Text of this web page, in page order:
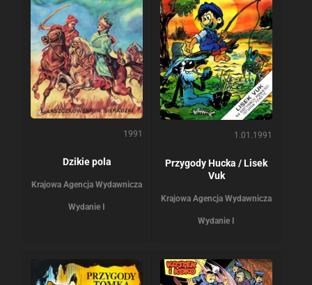
1991
Dzikie pola
Krajowa Agencja Wydawnicza
Wydanie I
1.01.1991
Przygody Hucka / Lisek
Vuk
Krajowa Agencja Wydawnicza
Wydanie I